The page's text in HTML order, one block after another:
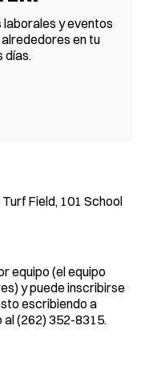
y eventos
en tu
días.
Field, 101 School
equipo (el equipo
y puede inscribirse
escribiendo a
al (262) 352-8315.